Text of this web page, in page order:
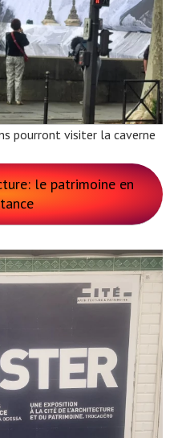
pourront visiter la caverne
le patrimoine en